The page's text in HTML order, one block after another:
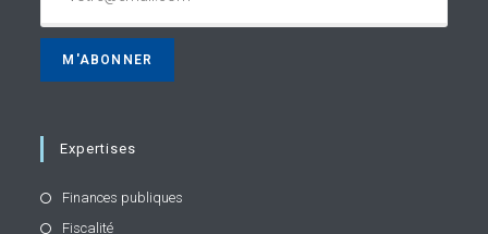
Expertises
Finances publiques
Fiscalité